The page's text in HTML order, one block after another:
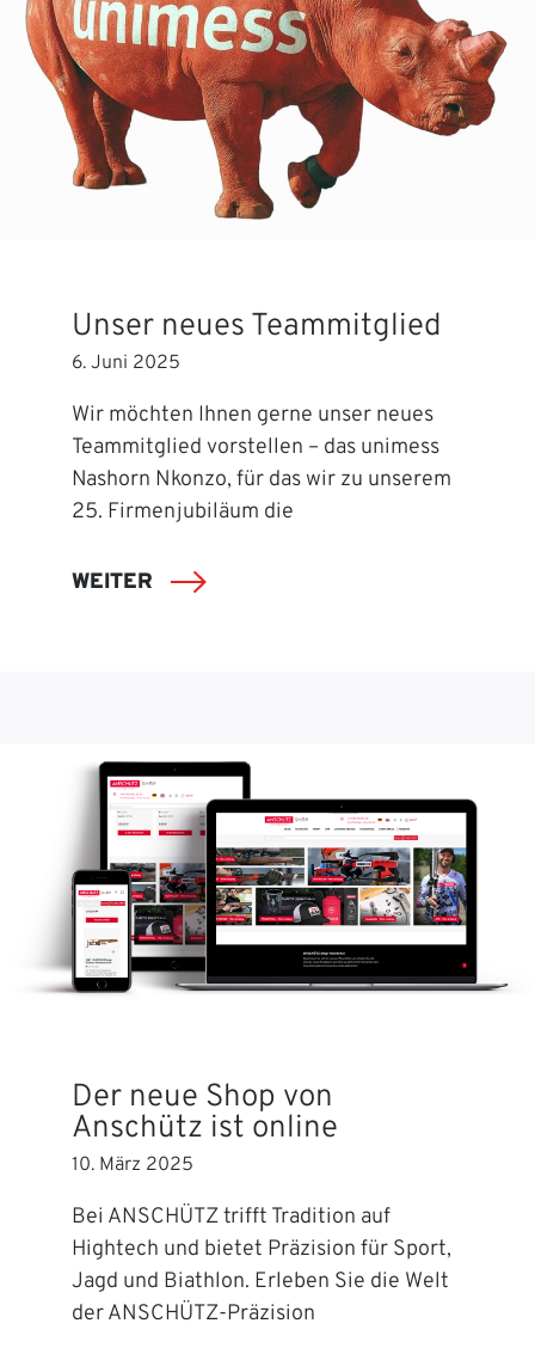
Unser neues Teammitglied
6. Juni 2025
Wir möchten Ihnen gerne unser neues
Teammitglied vorstellen – das unimess
Nashorn Nkonzo, für das wir zu unserem
25. Firmenjubiläum die
WEITER
Der neue Shop von
Anschütz ist online
10. März 2025
Bei ANSCHÜTZ trifft Tradition auf
Hightech und bietet Präzision für Sport,
Jagd und Biathlon. Erleben Sie die Welt
der ANSCHÜTZ-Präzision